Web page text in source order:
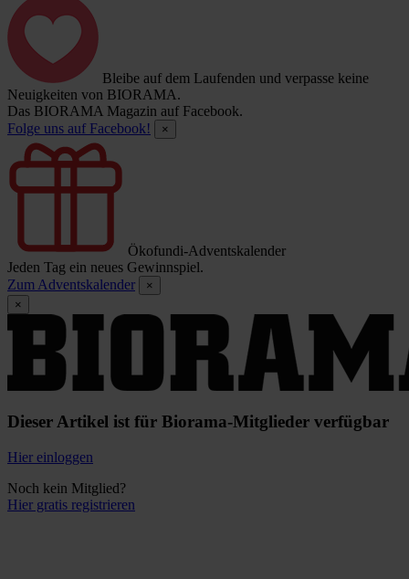
Bleibe auf dem Laufenden und verpasse keine
Neuigkeiten von BIORAMA.
Das BIORAMA Magazin auf Facebook.
Folge uns auf Facebook!
×
Ökofundi-Adventskalender
Jeden Tag ein neues Gewinnspiel.
Zum Adventskalender
×
×
Dieser Artikel ist für Biorama-Mitglieder verfügbar
Hier einloggen
Noch kein Mitglied?
Hier gratis registrieren